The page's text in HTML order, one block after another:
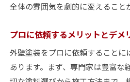
全体の雰囲気を劇的に変えること
プロに依頼するメリットとデメ
外壁塗装をプロに依頼することに
あります。まず、専門家は豊富な